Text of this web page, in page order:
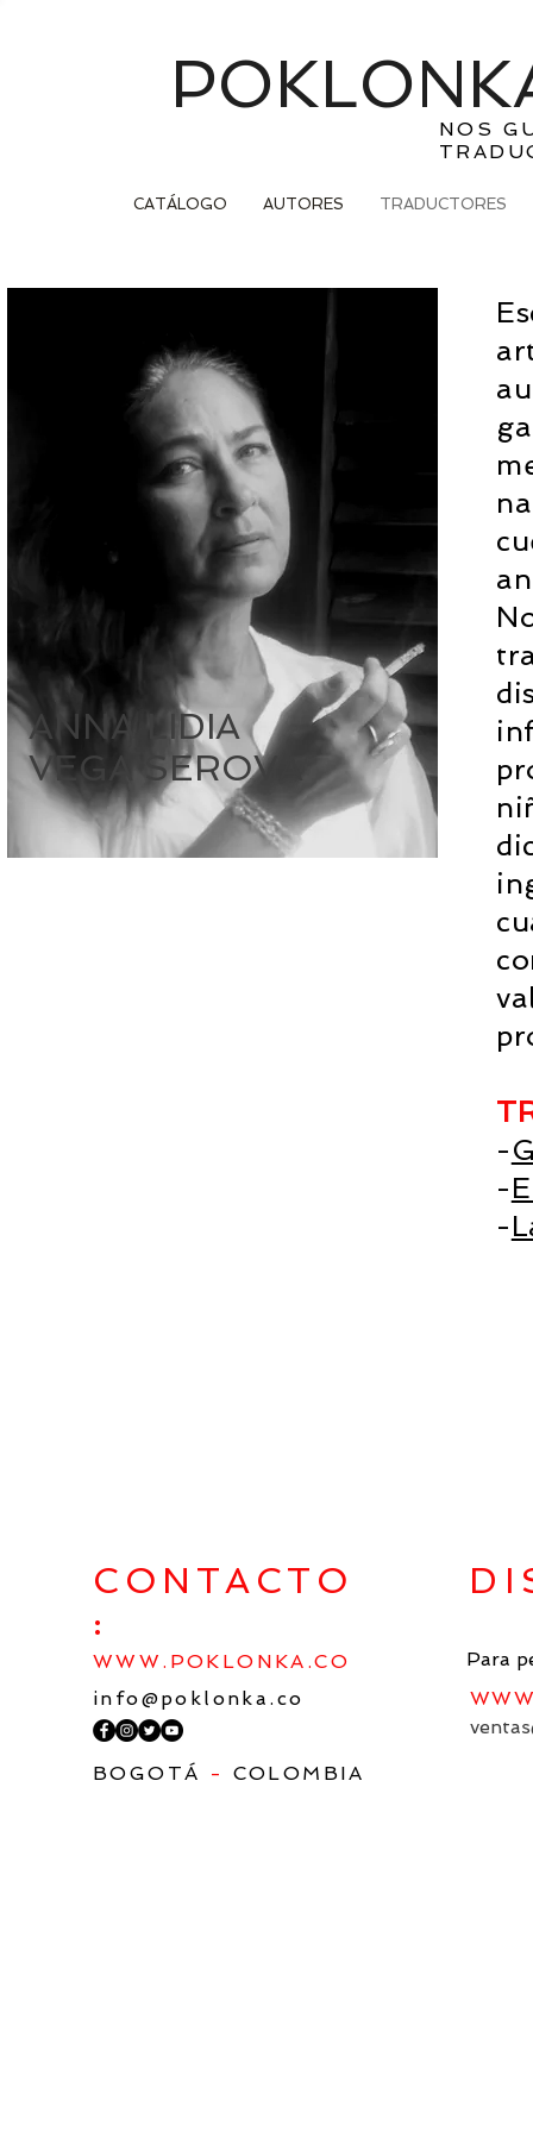
NOS
CATÁLOGO AUTORES TRADUCTORES
ANNA LIDIA
VEGA SEROVA
-
-
-
CONTACTO
:
WWW.POKLONKA.CO
info@poklonka.co
Para
BOGOTÁ - COLOMBIA